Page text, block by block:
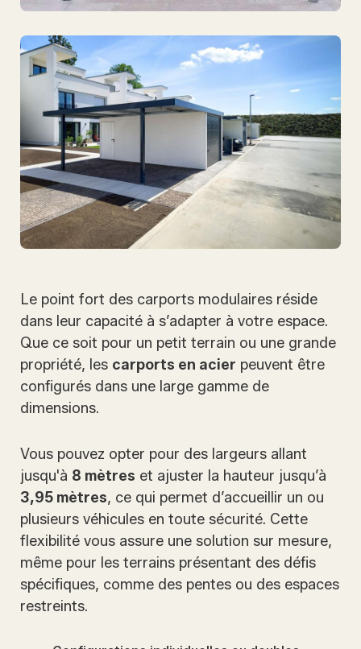
Le point fort des carports modulaires réside
dans leur capacité à s’adapter à votre espace.
Que ce soit pour un petit terrain ou une grande
propriété, les carports en acier peuvent être
configurés dans une large gamme de
dimensions.
Vous pouvez opter pour des largeurs allant
jusqu'à 8 mètres et ajuster la hauteur jusqu’à
3,95 mètres, ce qui permet d’accueillir un ou
plusieurs véhicules en toute sécurité. Cette
flexibilité vous assure une solution sur mesure,
même pour les terrains présentant des défis
spécifiques, comme des pentes ou des espaces
restreints.